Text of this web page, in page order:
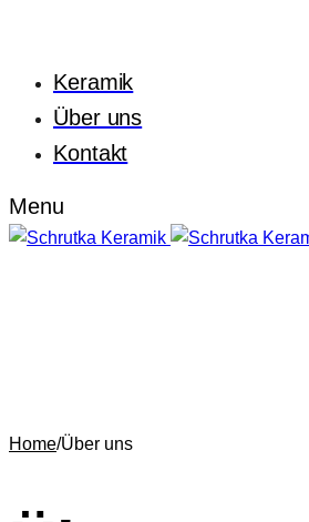
Keramik
Über uns
Kontakt
Menu
Home/Über uns